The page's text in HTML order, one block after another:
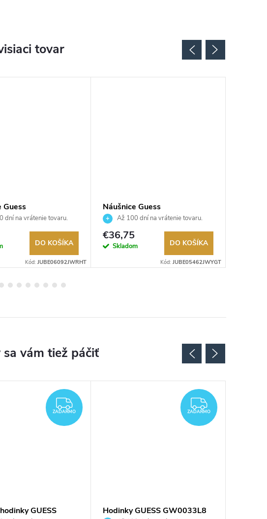
tovar
Guess
dní na vrátenie tovaru.
predajca.
DO KOŠÍKA
Kód: JUBE06092JWRHT
Náušnice Guess
JUBE05462JWYGT
Až 100 dní na vrátenie tovaru.
Autorizovaný predajca.
€36,75
Skladom DO KOŠÍKA
Kód: JUBE05462JWYGT
ZADARMO
ZADARMO
GUESS
ZADARMO
ZADARMO
Hodinky GUESS GW0033L8